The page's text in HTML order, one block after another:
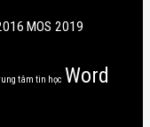
MOS 2019
tâm tin học Word